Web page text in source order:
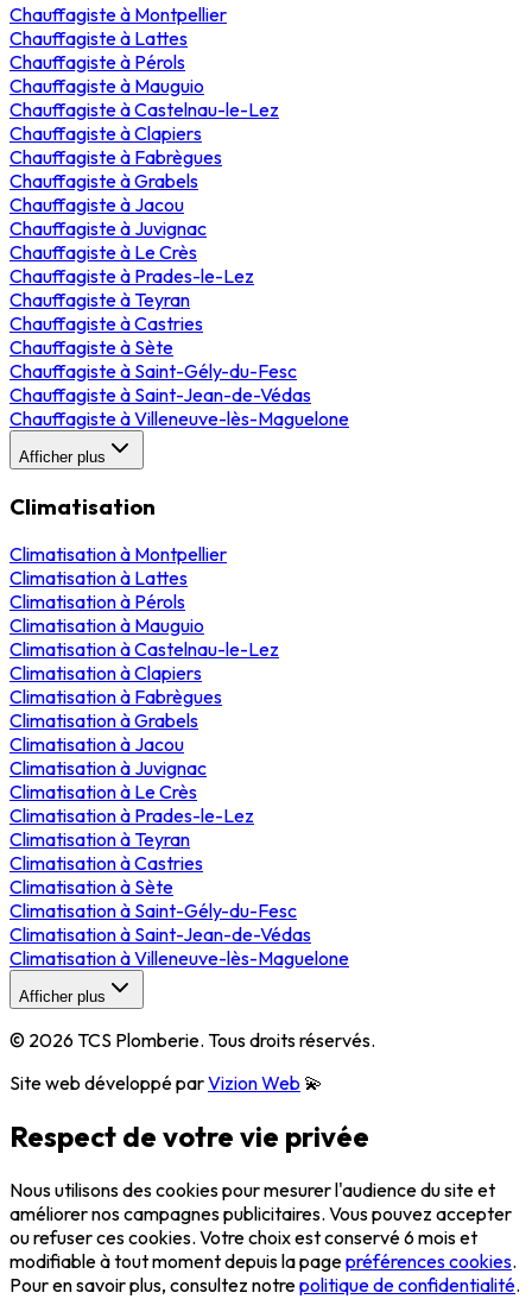
Chauffagisteà Montpellier
Chauffagisteà Lattes
Chauffagisteà Pérols
Chauffagisteà Mauguio
ChauffagisteàCastelnau-le-Lez
ChauffagisteàClapiers
Chauffagisteà Fabrègues
ChauffagisteàGrabels
Chauffagisteà Jacou
Chauffagisteà Juvignac
Chauffagisteà Le Crès
Chauffagisteà Prades-le-Lez
ChauffagisteàTeyran
ChauffagisteàCastries
Chauffagisteà Sète
Chauffagisteà Saint-Gély-du-Fesc
Chauffagisteà Saint-Jean-de-Védas
ChauffagisteàVilleneuve-lès-Maguelone
Afficher plus
Climatisation
Climatisationà Montpellier
Climatisationà Lattes
Climatisationà Pérols
Climatisationà Mauguio
ClimatisationàCastelnau-le-Lez
ClimatisationàClapiers
Climatisationà Fabrègues
ClimatisationàGrabels
Climatisationà Jacou
Climatisationà Juvignac
Climatisationà Le Crès
Climatisationà Prades-le-Lez
ClimatisationàTeyran
ClimatisationàCastries
Climatisationà Sète
Climatisationà Saint-Gély-du-Fesc
Climatisationà Saint-Jean-de-Védas
ClimatisationàVilleneuve-lès-Maguelone
Afficher plus
© 2026TCS Plomberie. Tous droits réservés.
Site web développé parVizion Web 💫
Respect de votre vie privée
Nous utilisons des cookies pour mesurer l'audience du site et
améliorer nos campagnes publicitaires. Vous pouvez accepter
ou refuser ces cookies. Votre choix est conservé 6 mois et
modifiable à tout moment depuis la pagepréférences cookies.
Pour en savoir plus, consultez notrepolitique de confidentialité.